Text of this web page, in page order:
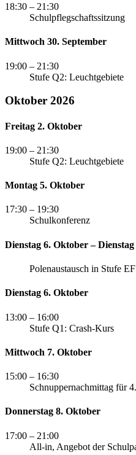
18:30 – 21:30
Schulpflegschaftssitzung
Mittwoch 30. September
19:00 – 21:30
Stufe Q2: Leuchtgebiete
Oktober 2026
Freitag 2. Oktober
19:00 – 21:30
Stufe Q2: Leuchtgebiete
Montag 5. Oktober
17:30 – 19:30
Schulkonferenz
Dienstag 6. Oktober –
Polenaustausch in Stufe EF
Dienstag 6. Oktober
13:00 – 16:00
Stufe Q1: Crash-Kurs
Mittwoch 7. Oktober
15:00 – 16:30
Schnuppernachmittag für
Donnerstag 8. Oktober
17:00 – 21:00
All-in, Angebot der